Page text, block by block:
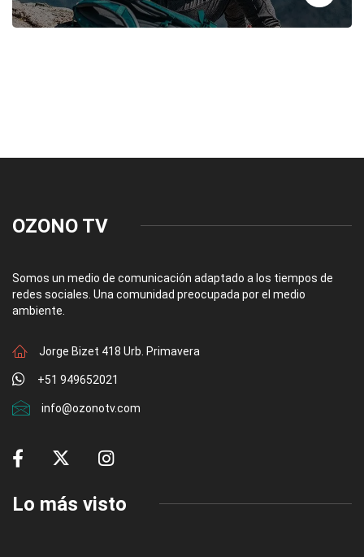
OZONO TV
Somos un medio de comunicación adaptado a los tiempos de
redes sociales. Una comunidad preocupada por el medio
ambiente.
Jorge Bizet 418 Urb. Primavera
+51 949652021
info@ozonotv.com
Lo más visto